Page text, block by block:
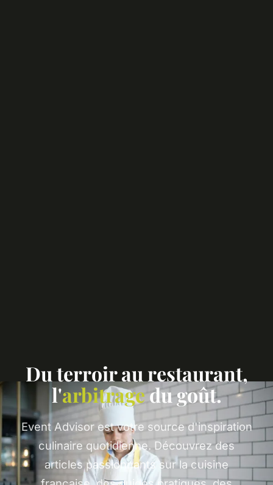
Du terroir au restaurant,
l'arbitragedu goût.
Event Advisor est votre source d'inspiration
culinaire quotidienne. Découvrez des
articles passionnants sur la cuisine